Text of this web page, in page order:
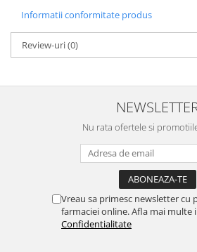
Informatii conformitate produs
Review-uri(0)
Nu rata ofertele si
Vreau sa primesc newsletter cu
farmaciei online. Afla mai multe
Confidentialitate